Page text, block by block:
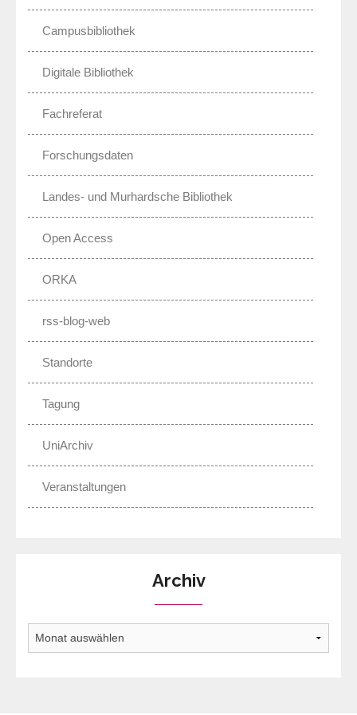
Campusbibliothek
Digitale Bibliothek
Fachreferat
Forschungsdaten
Landes- und Murhardsche Bibliothek
Open Access
ORKA
rss-blog-web
Standorte
Tagung
UniArchiv
Veranstaltungen
Archiv
Archiv